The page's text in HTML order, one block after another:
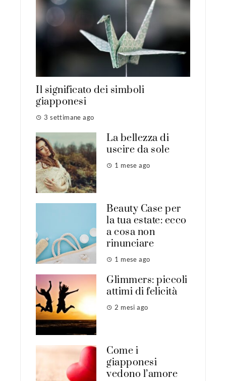
Il significato dei simboli
giapponesi
3 settimane ago
La bellezza di
uscire da sole
1 mese ago
Beauty Case per
la tua estate: ecco
a cosa non
rinunciare
1 mese ago
Glimmers: piccoli
attimi di felicità
2 mesi ago
Come i
giapponesi
vedono l’amore